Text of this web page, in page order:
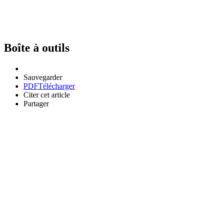
Boîte à outils
Sauvegarder
PDFTélécharger
Citer cet article
Partager